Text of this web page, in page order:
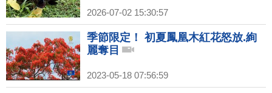
2026-07-02 15:30:57
季節限定！ 初夏鳳凰木紅花怒放.絢
麗奪目
2023-05-18 07:56:59